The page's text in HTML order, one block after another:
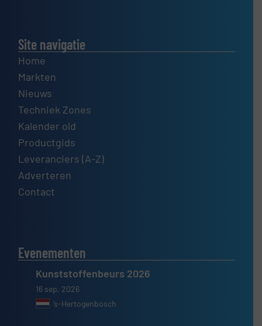
Site navigatie
Home
Markten
Nieuws
Techniek Zones
Kalender old
Productgids
Leveranciers (A-Z)
Adverteren
Contact
Evenementen
Kunststoffenbeurs 2026
16 sep, 2026
’s-Hertogenbosch